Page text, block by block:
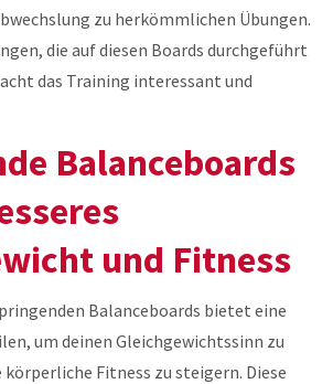
zu herkömmlichen Übungen.
die auf diesen Boards durchgeführt
das Training interessant und
Balanceboards
und Fitness
Balanceboards bietet eine
um deinen Gleichgewichtssinn zu
körperliche Fitness zu steigern. Diese